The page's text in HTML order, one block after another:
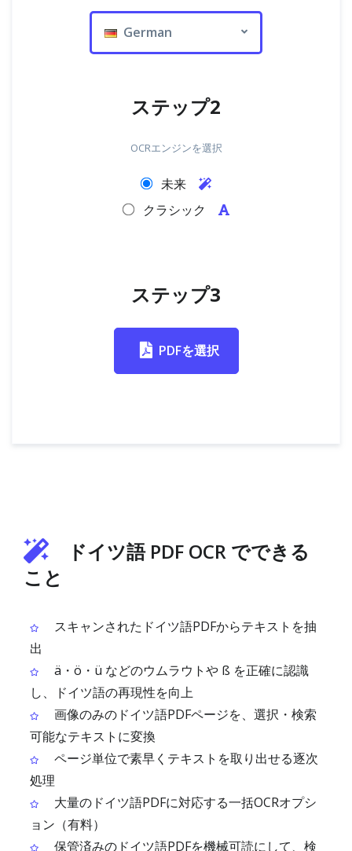
German
ステップ2
OCRエンジンを選択
未来
クラシック
ステップ3
PDFを選択
ドイツ語 PDF OCR でできる
こと
スキャンされたドイツ語PDFからテキストを抽
出
ä・ö・ü などのウムラウトや ß を正確に認識
し、ドイツ語の再現性を向上
画像のみのドイツ語PDFページを、選択・検索
可能なテキストに変換
ページ単位で素早くテキストを取り出せる逐次
処理
大量のドイツ語PDFに対応する一括OCRオプシ
ョン（有料）
保管済みのドイツ語PDFを機械可読にして、検